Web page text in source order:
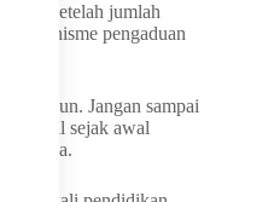
setelah jumlah
mekanisme pengaduan
dibangun. Jangan sampai
padahal sejak awal
jelasnya.